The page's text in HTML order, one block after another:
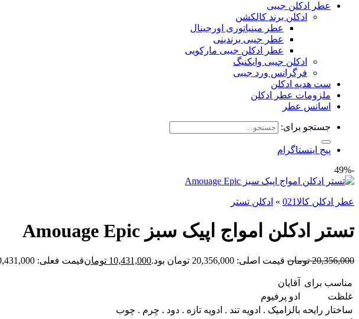
عطر ادکلن جیبی
ادکلن برند کالکشن
عطر مینیاتوری اورجینال
عطر جیبی برندینی
عطر ادکلن جیبی مارکویی
ادکلن جیبی وایکنیگ
فرگرانس ورد جیبی
ست هدیه ادکلن
ملزومات عطر ادکلن
اسانس عطر
جستجو برای:
پیج اینستاگرام
-49%
عطر ادکلن کالا021 » ادکلن تستر
تستر ادکلن امواج اپیک سبز Amouage Epic
20,356,000 تومان قیمت اصلی: 20,356,000 تومان بود. 10,431,000 تومانقیمت فعلی: 10,431,000 تومان.
مناسب برای
آقایان
غلظت
ادو پرفیوم
ساختار رایحه بالزامیک . ادویه تند . ادویه تازه . دود . چرم . چوب